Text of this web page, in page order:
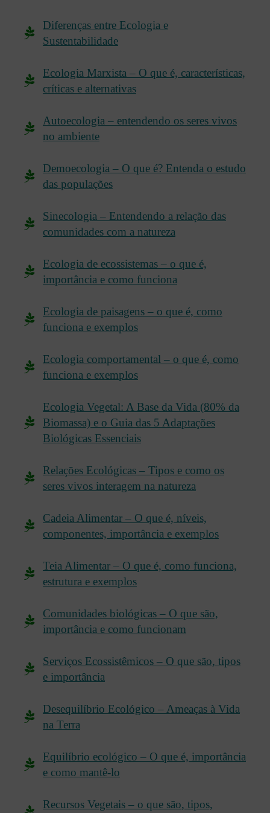
Diferenças entre Ecologia e
Sustentabilidade
Ecologia Marxista – O que é, características,
críticas e alternativas
Autoecologia – entendendo os seres vivos
no ambiente
Demoecologia – O que é? Entenda o estudo
das populações
Sinecologia – Entendendo a relação das
comunidades com a natureza
Ecologia de ecossistemas – o que é,
importância e como funciona
Ecologia de paisagens – o que é, como
funciona e exemplos
Ecologia comportamental – o que é, como
funciona e exemplos
Ecologia Vegetal: A Base da Vida (80% da
Biomassa) e o Guia das 5 Adaptações
Biológicas Essenciais
Relações Ecológicas – Tipos e como os
seres vivos interagem na natureza
Cadeia Alimentar – O que é, níveis,
componentes, importância e exemplos
Teia Alimentar – O que é, como funciona,
estrutura e exemplos
Comunidades biológicas – O que são,
importância e como funcionam
Serviços Ecossistêmicos – O que são, tipos
e importância
Desequilíbrio Ecológico – Ameaças à Vida
na Terra
Equilíbrio ecológico – O que é, importância
e como mantê-lo
Recursos Vegetais – o que são, tipos,